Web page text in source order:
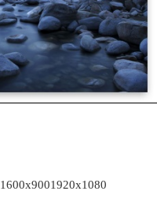
1600x9001920x1080